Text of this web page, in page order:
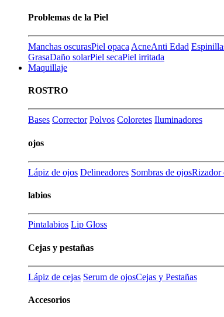
Problemas de la Piel
Manchas oscurasPiel opaca AcneAnti Edad
GrasaDaño solarPiel secaPiel irritada
Maquillaje
ROSTRO
Bases Corrector Polvos Coloretes Iluminadores
ojos
Lápiz de ojos Delineadores Sombras de ojosRizador
labios
Pintalabios Lip Gloss
Cejas y pestañas
Lápiz de cejas Serum de ojosCejas y Pestañas
Accesorios